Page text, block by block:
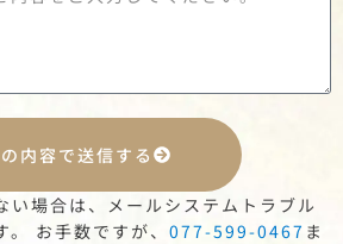
内容で送信する
い場合は、メールシステムトラブル
お手数ですが、 077-599-0467 ま